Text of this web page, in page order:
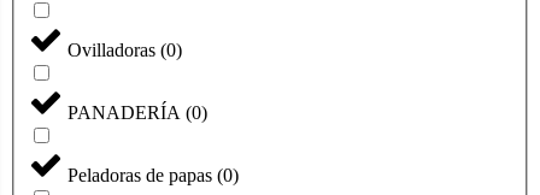
Ovilladoras (0)
PANADERÍA (0)
Peladoras de papas (0)